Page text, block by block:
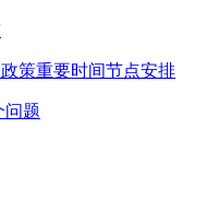
策重要时间节点安排
问题